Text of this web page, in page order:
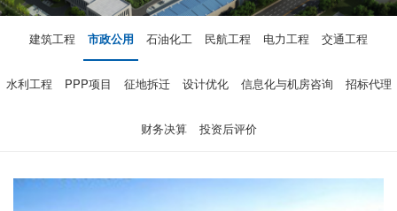
建筑工程 市政公用 石油化工 民航工程 电力工程 交通工程
水利工程 PPP项目 征地拆迁 设计优化 信息化与机房咨询 招标代理
财务决算 投资后评价